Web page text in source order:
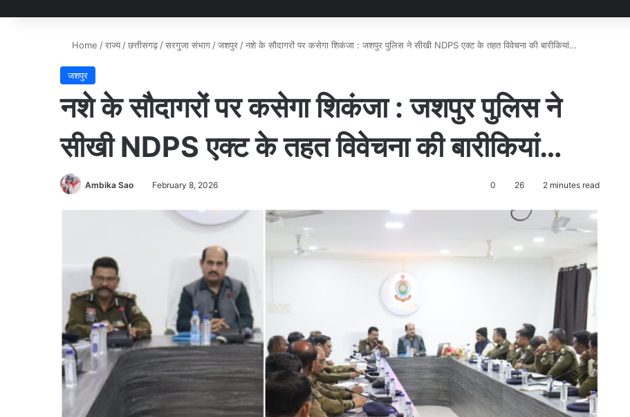
Home /राज्य /छत्तीसगढ़ /सरगुजा संभाग /जशपुर /नशे के सौदागरों पर कसेगा शिकंजा : जशपुर पुलिस ने सीखी NDPS एक्ट के तहत विवेचना की बारीकियां…
जशपुर
नशे के सौदागरों पर कसेगा शिकंजा : जशपुर पुलिस ने
सीखी NDPS एक्ट के तहत विवेचना की बारीकियां…
Ambika Sao February 8, 2026 0 26 2 minutes read